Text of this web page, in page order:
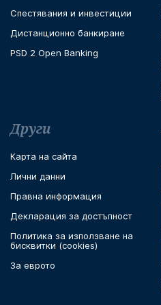
Спестявания и инвестиции
Дистанционно банкиране
PSD 2 Open Banking
Други
Карта на сайта
Лични данни
Правна информация
Декларация за достъпност
Политика за използване на
бисквитки (cookies)
За еврото